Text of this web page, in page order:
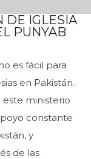
DE IGLESIA
PUNYAB
es fácil para
en Pakistán.
ministerio
constante
y
de las